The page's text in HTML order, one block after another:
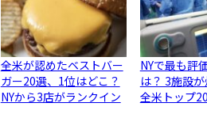
全米が認めたベストバー
ガー20選、1位はどこ？
NYから3店がランクイン
NYで最も評
は？ 3施設が
全米トップ